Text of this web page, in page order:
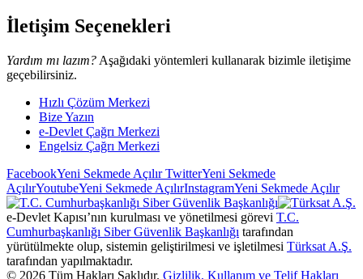
İletişim Seçenekleri
Yardım mı lazım? Aşağıdaki yöntemleri kullanarak bizimle iletişime
geçebilirsiniz.
Hızlı Çözüm Merkezi
Bize Yazın
e-Devlet Çağrı Merkezi
Engelsiz Çağrı Merkezi
FacebookYeni Sekmede AçılırTwitterYeni Sekmede
AçılırYoutubeYeni Sekmede AçılırInstagramYeni Sekmede Açılır
e-Devlet Kapısı’nın kurulması ve yönetilmesi görevi T.C.
Cumhurbaşkanlığı Siber Güvenlik Başkanlığı tarafından
yürütülmekte olup, sistemin geliştirilmesi ve işletilmesi Türksat A.Ş.
tarafından yapılmaktadır.
© 2026 Tüm Hakları Saklıdır. Gizlilik, Kullanım ve Telif Hakları